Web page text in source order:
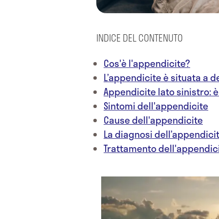
INDICE DEL CONTENUTO
Cos'è l'appendicite?
L’appendicite è situata a
Appendicite lato sinistro:
Sintomi dell'appendicite
Cause dell'appendicite
La diagnosi
Trattamento